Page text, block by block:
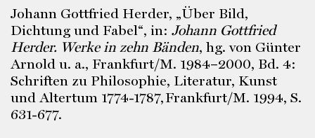
Johann Gottfried Herder, „Über Bild,
Dichtung und Fabel“, in: Johann Gottfried
Herder. Werke in zehn Bänden, hg. von Günter
Arnold u. a., Frankfurt/M. 1984–2000, Bd. 4:
Schriften zu Philosophie, Literatur, Kunst
und Altertum 1774-1787,Frankfurt/M. 1994, S.
631-677.